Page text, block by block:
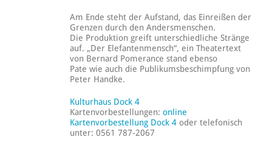
Am Ende steht der Aufstand, das Einreißen der
Grenzen durch den Andersmenschen.
Die Produktion greift unterschiedliche Stränge
auf. „Der Elefantenmensch“, ein Theatertext
von Bernard Pomerance stand ebenso
Pate wie auch die Publikumsbeschimpfung von
Peter Handke.
Kulturhaus Dock 4
Kartenvorbestellungen:online
Kartenvorbestellung Dock 4 oder telefonisch
unter: 0561 787-2067